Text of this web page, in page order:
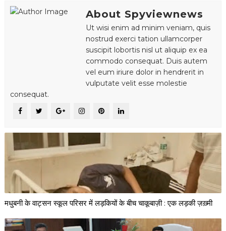
About Spyviewnews
Ut wisi enim ad minim veniam, quis
nostrud exerci tation ullamcorper
suscipit lobortis nisl ut aliquip ex ea
commodo consequat. Duis autem
vel eum iriure dolor in hendrerit in
vulputate velit esse molestie
consequat.
मधुबनी के वाट्सन स्कूल परिसर में लड़कियों के बीच चाकूबाज़ी : एक लड़की ज़ख़्मी